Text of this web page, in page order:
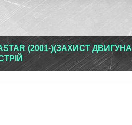
(2001-)(ЗАХИСТ ДВИГУНА